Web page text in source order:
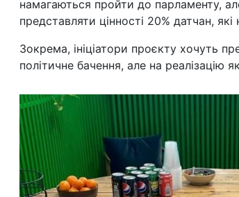
намагаються пройти до парламенту,
представляти цінності 20% датчан,
Зокрема, ініціатори проєкту хочуть
політичне бачення, але на реалізацію